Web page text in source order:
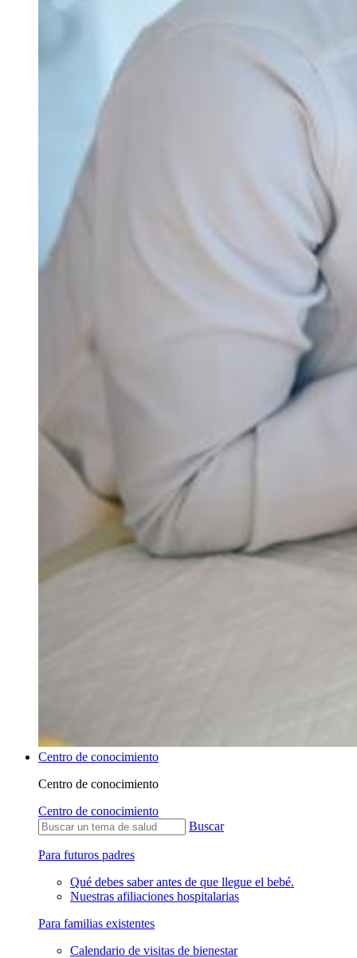
Centro de conocimiento
Centro de conocimiento
Centro de conocimiento
Buscar
Para futuros padres
Qué debes saber antes de que llegue el bebé.
Nuestras afiliaciones hospitalarias
Para familias existentes
Calendario de visitas de bienestar